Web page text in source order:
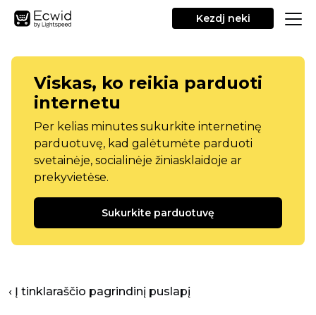
Kezdj neki
Viskas, ko reikia parduoti
internetu
Per kelias minutes sukurkite internetinę
parduotuvę, kad galėtumėte parduoti
svetainėje, socialinėje žiniasklaidoje ar
prekyvietėse.
Sukurkite parduotuvę
‹ Į tinklaraščio pagrindinį puslapį